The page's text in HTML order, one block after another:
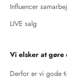
Influencer
LIVE salg
Vi elsker at gøre
Derfor er vi gode